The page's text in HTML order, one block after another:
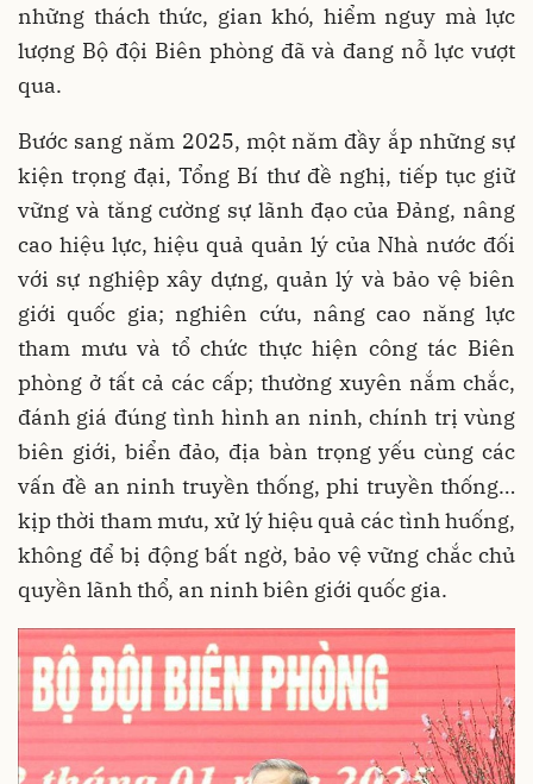
những thách thức, gian khó, hiểm nguy mà lực
lượng Bộ đội Biên phòng đã và đang nỗ lực vượt
qua.
Bước sang năm 2025, một năm đầy ắp những sự
kiện trọng đại, Tổng Bí thư đề nghị, tiếp tục giữ
vững và tăng cường sự lãnh đạo của Đảng, nâng
cao hiệu lực, hiệu quả quản lý của Nhà nước đối
với sự nghiệp xây dựng, quản lý và bảo vệ biên
giới quốc gia; nghiên cứu, nâng cao năng lực
tham mưu và tổ chức thực hiện công tác Biên
phòng ở tất cả các cấp; thường xuyên nắm chắc,
đánh giá đúng tình hình an ninh, chính trị vùng
biên giới, biển đảo, địa bàn trọng yếu cùng các
vấn đề an ninh truyền thống, phi truyền thống…
kịp thời tham mưu, xử lý hiệu quả các tình huống,
không để bị động bất ngờ, bảo vệ vững chắc chủ
quyền lãnh thổ, an ninh biên giới quốc gia.